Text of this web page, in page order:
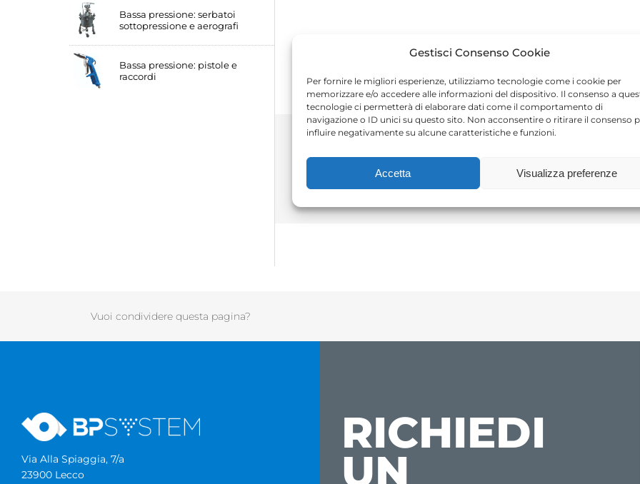
Gestisci Consenso Cookie
Per fornire le migliori esperienze, utilizziamo tecnologie come i cookie per
memorizzare e/o accedere alle informazioni del dispositivo. Il consenso a
tecnologie ci permetterà di elaborare dati come il comportamento di
navigazione o ID unici su questo sito. Non acconsentire o ritirare il consenso
influire negativamente su alcune caratteristiche e funzioni.
Accetta Visualizza preferenze
Bassa pressione: serbatoi
sottopressione e aerografi
Bassa pressione: pistole e
raccordi
Vuoi condividere questa pagina?
Via Alla Spiaggia, 7/a
23900 Lecco
RICHIEDI
UN